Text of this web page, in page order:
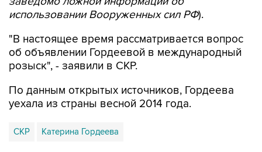
использовании Вооруженных сил РФ).
"В настоящее время рассматривается вопрос
об объявлении Гордеевой в международный
розыск", - заявили в СКР.
По данным открытых источников, Гордеева
уехала из страны весной 2014 года.
СКР Катерина Гордеева